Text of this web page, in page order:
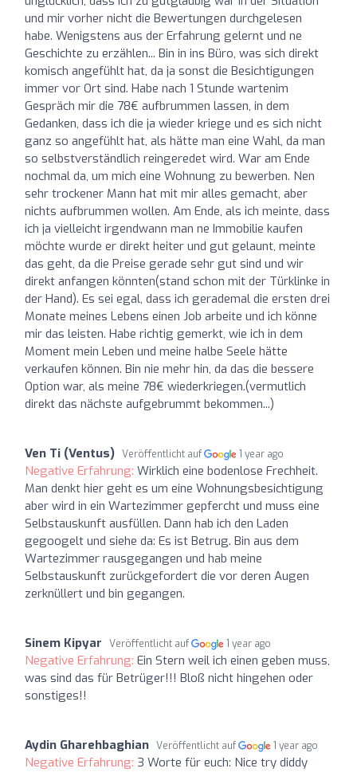
und mir vorher nicht die Bewertungen durchgelesen
habe. Wenigstens aus der Erfahrung gelernt und ne
Geschichte zu erzählen... Bin in ins Büro, was sich direkt
komisch angefühlt hat, da ja sonst die Besichtigungen
immer vor Ort sind. Habe nach 1 Stunde wartenim
Gespräch mir die 78€ aufbrummen lassen, in dem
Gedanken, dass ich die ja wieder kriege und es sich nicht
ganz so angefühlt hat, als hätte man eine Wahl, da man
so selbstverständlich reingeredet wird. War am Ende
nochmal da, um mich eine Wohnung zu bewerben. Nen
sehr trockener Mann hat mit mir alles gemacht, aber
nichts aufbrummen wollen. Am Ende, als ich meinte, dass
ich ja vielleicht irgendwann man ne Immobilie kaufen
möchte wurde er direkt heiter und gut gelaunt, meinte
das geht, da die Preise gerade sehr gut sind und wir
direkt anfangen könnten(stand schon mit der Türklinke in
der Hand). Es sei egal, dass ich gerademal die ersten drei
Monate meines Lebens einen Job arbeite und ich könne
mir das leisten. Habe richtig gemerkt, wie ich in dem
Moment mein Leben und meine halbe Seele hätte
verkaufen können. Bin nie mehr hin, da das die bessere
Option war, als meine 78€ wiederkriegen.(vermutlich
direkt das nächste aufgebrummt bekommen...)
Ven Ti (Ventus) Veröffentlicht auf 1 year ago
Negative Erfahrung: Wirklich eine bodenlose Frechheit.
Man denkt hier geht es um eine Wohnungsbesichtigung
aber wird in ein Wartezimmer gepfercht und muss eine
Selbstauskunft ausfüllen. Dann hab ich den Laden
gegoogelt und siehe da: Es ist Betrug. Bin aus dem
Wartezimmer rausgegangen und hab meine
Selbstauskunft zurückgefordert die vor deren Augen
zerknüllert und bin gegangen.
Sinem Kipyar Veröffentlicht auf 1 year ago
Negative Erfahrung: Ein Stern weil ich einen geben muss,
was sind das für Betrüger!!! Bloß nicht hingehen oder
sonstiges!!
Aydin Gharehbaghian Veröffentlicht auf 1 year ago
Negative Erfahrung: 3 Worte für euch: Nice try diddy